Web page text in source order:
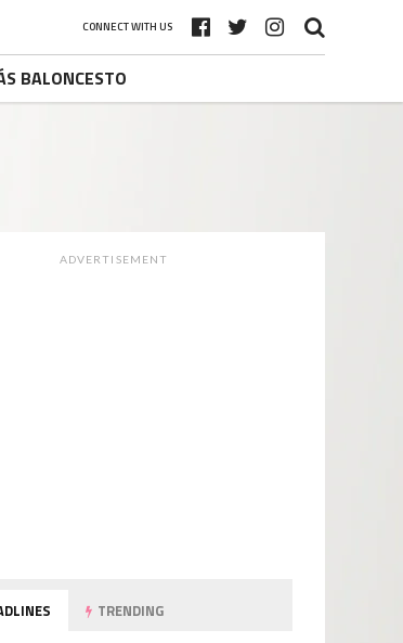
CONNECT WITH US
BALONCESTO
ADVERTISEMENT
TRENDING